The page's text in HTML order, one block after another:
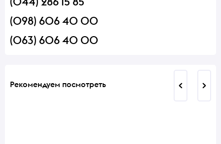
(098) 606 40 00
(063) 606 40 00
Рекомендуем посмотреть